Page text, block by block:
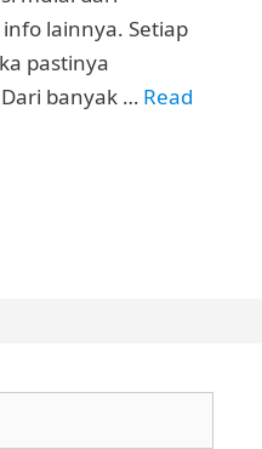
lainnya. Setiap
pastinya
banyak … Read